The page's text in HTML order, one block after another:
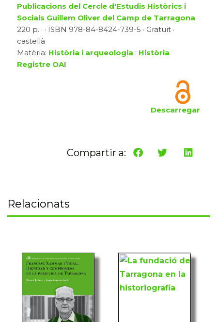
Publicacions del Cercle d'Estudis Històrics i
Socials Guillem Oliver del Camp de Tarragona
220 p. · · ISBN 978-84-8424-739-5 · Gratuït ·
castellà
Matèria: Història i arqueologia : Història
Registre OAI
Descarregar
Compartir a:
Relacionats